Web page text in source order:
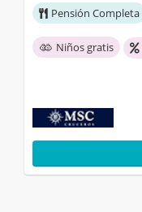
Pensión Completa
Niños gratis